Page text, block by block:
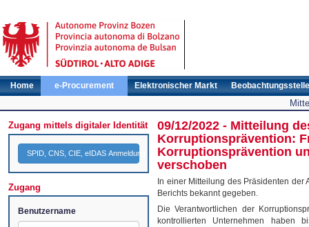
Home e-Procurement Elektronischer Markt Beobachtungsstelle
Zugang mittels digitaler Identität
SPID, CNS, CIE, eIDAS Anmeldung
Zugang
Benutzername
09/12/2022 - Mitteilung
Korruptionsprävention:
Korruptionsprävention
verschoben
In einer Mitteilung des Präsidenten
Berichts bekannt gegeben.
Die Verantwortlichen der
kontrollierten Unternehmen haben